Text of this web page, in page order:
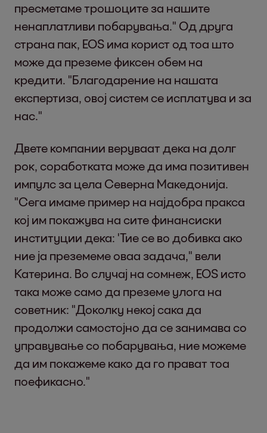
пресметаме трошоците за нашите
ненаплатливи побарувања." Од друга
страна пак, EOS има корист од тоа што
може да преземе фиксен обем на
кредити. "Благодарение на нашата
експертиза, овој систем се исплатува и за
нас."
Двете компании веруваат дека на долг
рок, соработката може да има позитивен
импулс за цела Северна Македонија.
"Сега имаме пример на најдобра пракса
кој им покажува на сите финансиски
институции дека: 'Тие се во добивка ако
ние ја преземеме оваа задача," вели
Катерина. Во случај на сомнеж, EOS исто
така може само да преземе улога на
советник: "Доколку некој сака да
продолжи самостојно да се занимава со
управување со побарувања, ние можеме
да им покажеме како да го прават тоа
поефикасно."